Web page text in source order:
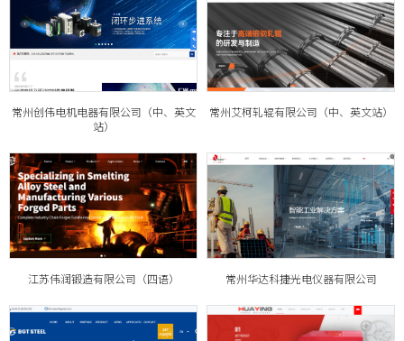
常州创伟电机电器有限公司（中、英文
站）
常州艾柯轧辊有限公司（中、英文站）
江苏伟润锻造有限公司（四语） 常州华达科捷光电仪器有限公司